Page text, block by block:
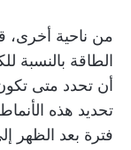
من ناحية أخرى،
الطاقة بالنسبة
أن تحدد متى
تحديد هذه
فترة بعد الظهر